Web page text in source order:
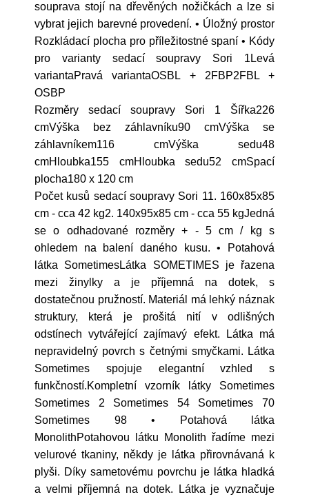
souprava stojí na dřevěných nožičkách a lze si
vybrat jejich barevné provedení. • Úložný prostor
Rozkládací plocha pro příležitostné spaní • Kódy
pro varianty sedací soupravy Sori 1Levá
variantaPravá variantaOSBL + 2FBP2FBL +
OSBP
Rozměry sedací soupravy Sori 1 Šířka226
cmVýška bez záhlavníku90 cmVýška se
záhlavníkem116 cmVýška sedu48
cmHloubka155 cmHloubka sedu52 cmSpací
plocha180 x 120 cm
Počet kusů sedací soupravy Sori 11. 160x85x85
cm - cca 42 kg2. 140x95x85 cm - cca 55 kgJedná
se o odhadované rozměry + - 5 cm / kg s
ohledem na balení daného kusu. • Potahová
látka SometimesLátka SOMETIMES je řazena
mezi žinylky a je příjemná na dotek, s
dostatečnou pružností. Materiál má lehký náznak
struktury, která je prošitá nití v odlišných
odstínech vytvářející zajímavý efekt. Látka má
nepravidelný povrch s četnými smyčkami. Látka
Sometimes spojuje elegantní vzhled s
funkčností.Kompletní vzorník látky Sometimes
Sometimes 2 Sometimes 54 Sometimes 70
Sometimes 98 • Potahová látka
MonolithPotahovou látku Monolith řadíme mezi
velurové tkaniny, někdy je látka přirovnávaná k
plyši. Díky sametovému povrchu je látka hladká
a velmi příjemná na dotek. Látka je vyznačuje